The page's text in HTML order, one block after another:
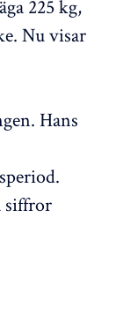
225 kg,
Nu visar
Hans
siffror